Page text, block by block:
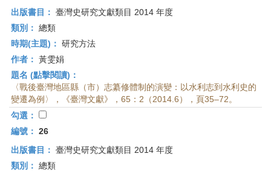
出版書目： 臺灣史研究文獻類目 2014 年度
類別： 總類
時期(主題)： 研究方法
作者： 黃雯娟
題名 (點擊閱讀)：
〈戰後臺灣地區縣（市）志纂修體制的演變：以水利志到水利史的
變遷為例〉，《臺灣文獻》，65：2（2014.6），頁35–72。
勾選：
編號： 26
出版書目： 臺灣史研究文獻類目 2014 年度
類別： 總類